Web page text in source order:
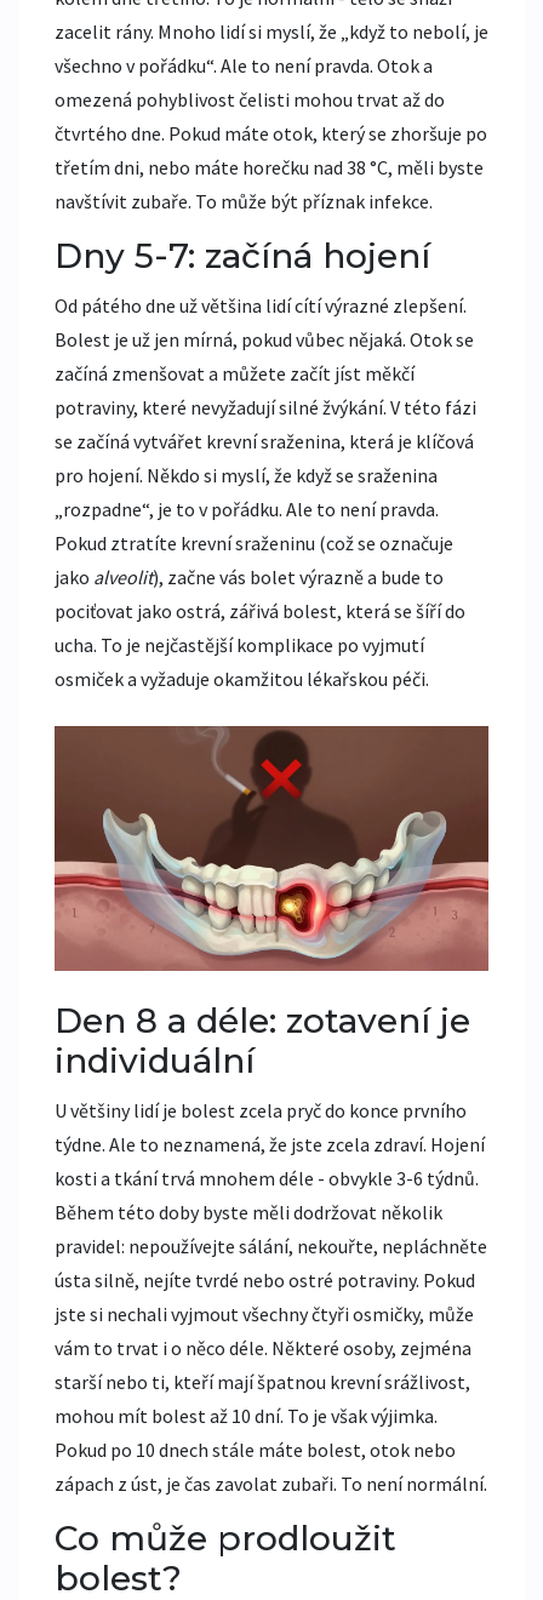
zacelit rány. Mnoho lidí si myslí, že „když to nebolí, je
všechno v pořádku“. Ale to není pravda. Otok a
omezená pohyblivost čelisti mohou trvat až do
čtvrtého dne. Pokud máte otok, který se zhoršuje po
třetím dni, nebo máte horečku nad 38 °C, měli byste
navštívit zubaře. To může být příznak infekce.
Dny 5-7: začíná hojení
Od pátého dne už většina lidí cítí výrazné zlepšení.
Bolest je už jen mírná, pokud vůbec nějaká. Otok se
začíná zmenšovat a můžete začít jíst měkčí
potraviny, které nevyžadují silné žvýkání. V této fázi
se začíná vytvářet krevní sraženina, která je klíčová
pro hojení. Někdo si myslí, že když se sraženina
„rozpadne“, je to v pořádku. Ale to není pravda.
Pokud ztratíte krevní sraženinu (což se označuje
jako alveolit), začne vás bolet výrazně a bude to
pociťovat jako ostrá, zářivá bolest, která se šíří do
ucha. To je nejčastější komplikace po vyjmutí
osmiček a vyžaduje okamžitou lékařskou péči.
Den 8 a déle: zotavení je
individuální
U většiny lidí je bolest zcela pryč do konce prvního
týdne. Ale to neznamená, že jste zcela zdraví. Hojení
kosti a tkání trvá mnohem déle - obvykle 3-6 týdnů.
Během této doby byste měli dodržovat několik
pravidel: nepoužívejte sálání, nekouřte, nepláchněte
ústa silně, nejíte tvrdé nebo ostré potraviny. Pokud
jste si nechali vyjmout všechny čtyři osmičky, může
vám to trvat i o něco déle. Některé osoby, zejména
starší nebo ti, kteří mají špatnou krevní srážlivost,
mohou mít bolest až 10 dní. To je však výjimka.
Pokud po 10 dnech stále máte bolest, otok nebo
zápach z úst, je čas zavolat zubaři. To není normální.
Co může prodloužit
bolest?